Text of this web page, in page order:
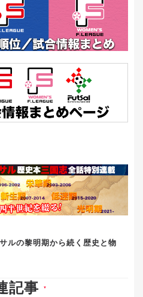
ルの黎明期から続く歴史と物
記事 ▼